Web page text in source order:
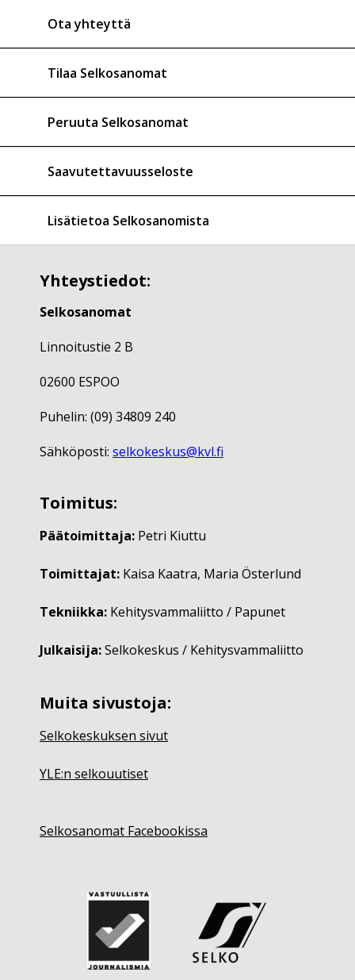
Ota yhteyttä
Tilaa Selkosanomat
Peruuta Selkosanomat
Saavutettavuusseloste
Lisätietoa Selkosanomista
Yhteystiedot:
Selkosanomat
Linnoitustie 2 B
02600 ESPOO
Puhelin: (09) 34809 240
Sähköposti: selkokeskus@kvl.fi
Toimitus:
Päätoimittaja: Petri Kiuttu
Toimittajat: Kaisa Kaatra, Maria Österlund
Tekniikka: Kehitysvammaliitto / Papunet
Julkaisija:Selkokeskus / Kehitysvammaliitto
Muita sivustoja:
Selkokeskuksen sivut
YLE:n selkouutiset
Selkosanomat Facebookissa